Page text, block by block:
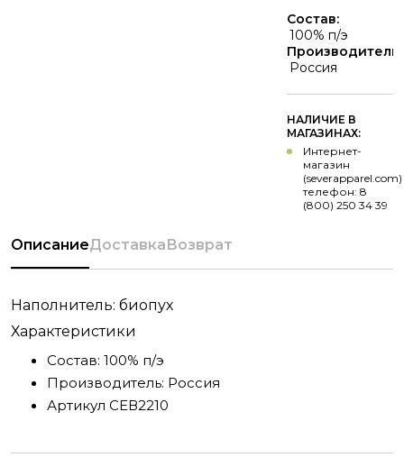
Состав:
100% п/э
Производитель:
Россия
НАЛИЧИЕ В
МАГАЗИНАХ:
Интернет-
магазин
(severapparel.com)
телефон: 8
(800) 250 34 39
ОписаниеДоставкаВозврат
Наполнитель: биопух
Характеристики
Состав: 100% п/э
Производитель: Россия
Артикул СЕВ2210